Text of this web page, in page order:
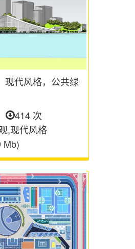
现代风格，公共绿
414 次
,现代风格
Mb)